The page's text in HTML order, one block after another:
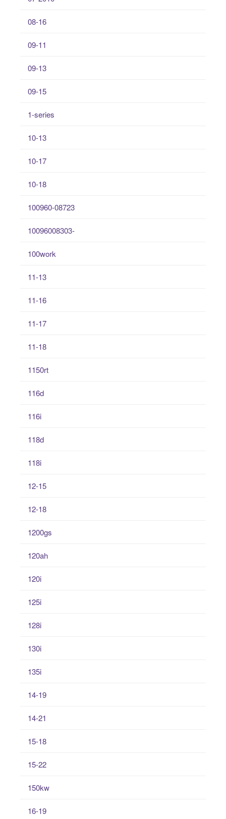
08-16
09-11
09-13
09-15
1-series
10-13
10-17
10-18
100960-08723
10096008303-
100work
11-13
11-16
11-17
11-18
1150rt
116d
116i
118d
118i
12-15
12-18
1200gs
120ah
120i
125i
128i
130i
135i
14-19
14-21
15-18
15-22
150kw
16-19